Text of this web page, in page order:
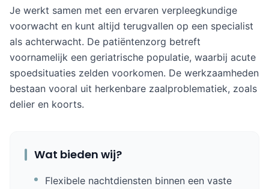
Je werkt samen met een ervaren verpleegkundige
voorwacht en kunt altijd terugvallen op een specialist
als achterwacht. De patiëntenzorg betreft
voornamelijk een geriatrische populatie, waarbij acute
spoedsituaties zelden voorkomen. De werkzaamheden
bestaan vooral uit herkenbare zaalproblematiek, zoals
delier en koorts.
Wat bieden wij?
Flexibele nachtdiensten binnen een vaste